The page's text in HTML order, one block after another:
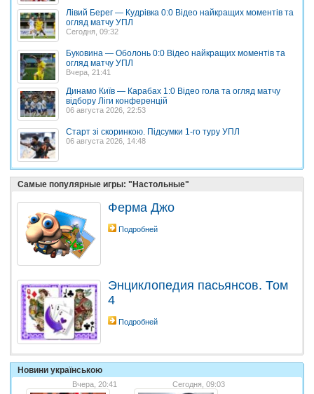
Лівий Берег — Кудрівка 0:0 Відео найкращих моментів та
огляд матчу УПЛ
Сегодня, 09:32
Буковина — Оболонь 0:0 Відео найкращих моментів та
огляд матчу УПЛ
Вчера, 21:41
Динамо Київ — Карабах 1:0 Відео гола та огляд матчу
відбору Ліги конференцій
06 августа 2026, 22:53
Старт зі скоринкою. Підсумки 1-го туру УПЛ
06 августа 2026, 14:48
Самые популярные игры: "Настольные"
Ферма Джо
Подробней
Энциклопедия пасьянсов. Том
4
Подробней
Новини українською
Вчера, 20:41 Сегодня, 09:03